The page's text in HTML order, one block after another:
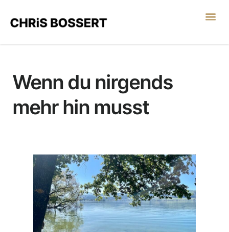
Wenn du nirgends
mehr hin musst